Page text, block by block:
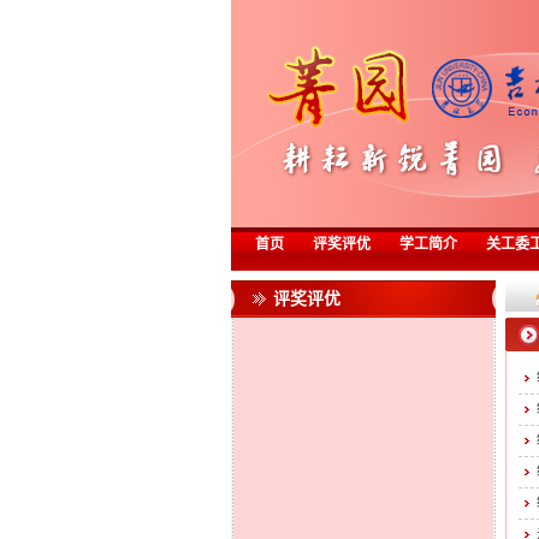
首页 评奖评优 学工简介 关工委
评奖评优